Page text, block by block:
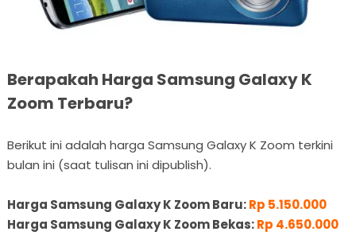
Berapakah Harga Samsung Galaxy K
Zoom Terbaru?
Berikut ini adalah harga Samsung Galaxy K Zoom terkini
bulan ini (saat tulisan ini dipublish).
Harga Samsung Galaxy K Zoom Baru:Rp 5.150.000
Harga Samsung Galaxy K Zoom Bekas:Rp 4.650.000